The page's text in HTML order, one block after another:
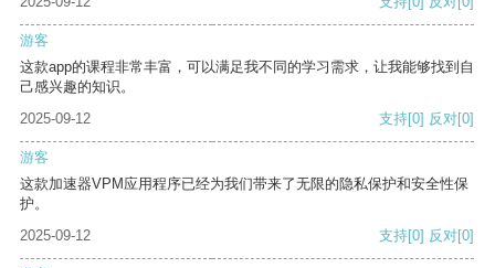
游客
这款app的课程非常丰富，可以满足我不同的学习需求，让我能够找到自
己感兴趣的知识。
2025-09-12
支持[0] 反对[0]
游客
这款加速器VPM应用程序已经为我们带来了无限的隐私保护和安全性保
护。
2025-09-12
支持[0] 反对[0]